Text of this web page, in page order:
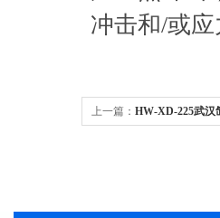
冲击和/或
上一篇： HW-XD-225武汉